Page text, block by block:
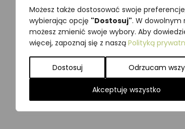
Możesz także dostosować swoje
wybierając opcję "Dostosuj". W
możesz zmienić swoje wybory. Aby
więcej, zapoznaj się z naszą Polityką
Dostosuj Odrzucam
Akceptuję wszystko
Najniższa cena z ostatnich 30
SKU:Brak danych
Kategorie:ILUSTRACJE,